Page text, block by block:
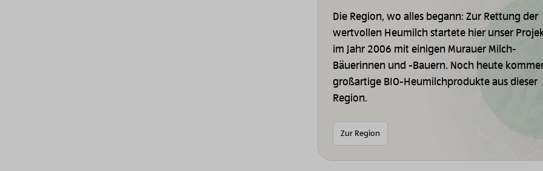
Die Region, wo alles begann: Zur Rettung der
wertvollen Heumilch startete hier unser
im Jahr 2006 mit einigen Murauer Milch-
Bäuerinnen und -Bauern. Noch heute
großartige BIO-Heumilchprodukte aus dieser
Region.
Zur Region